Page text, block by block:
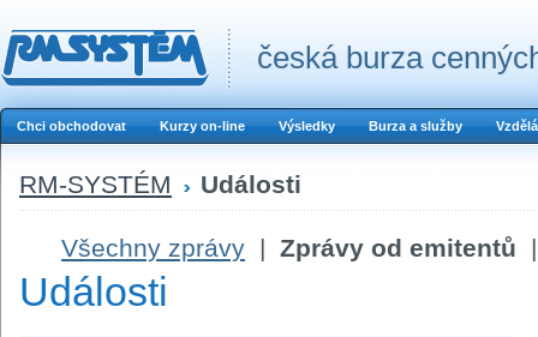
česká burza
Chci obchodovat Kurzy on-line Výsledky Burza a služby
RM-SYSTÉM Události
Všechny zprávy | Zprávy od emitentů |
Události